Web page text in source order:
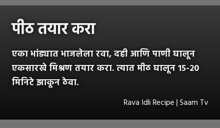
पीठ तयार करा
एका भांड्यात भाजलेला रवा, दही आणि पाणी घालून
एकसारखे मिश्रण तयार करा. त्यात मीठ घालून १५-२०
मिनिटे झाकून ठेवा.
Rava Idli Recipe | Saam Tv